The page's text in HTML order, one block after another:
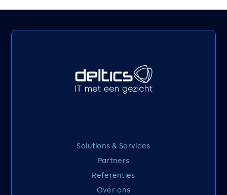
Solutions & Services
Partners
Referenties
Over ons